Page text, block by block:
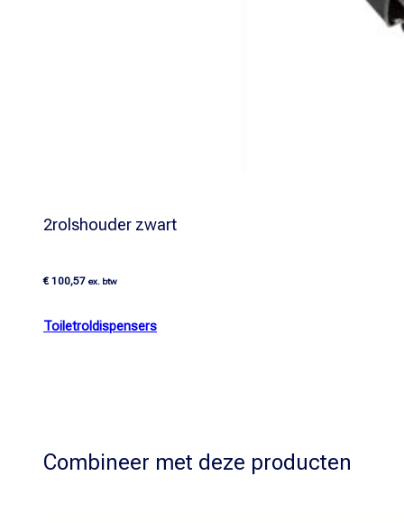
2rolshouder zwart
€ 100,57 ex. btw
Toiletroldispensers
Combineer met deze producten